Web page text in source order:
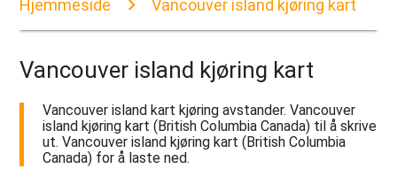
Hjemmeside Vancouver island kjøring kart
Vancouver island kjøring kart
Vancouver island kart kjøring avstander. Vancouver
island kjøring kart (British Columbia Canada) til å skrive
ut. Vancouver island kjøring kart (British Columbia
Canada) for å laste ned.